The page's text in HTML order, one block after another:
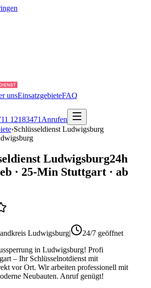
unsEinsatzgebieteFAQ
12183471 Anrufen
›Schlüsseldienst Ludwigsburg
Ludwigsburg24h
· 25-Min Stuttgart · ab
Ludwigsburg|
24/7 geöffnet
in Ludwigsburg! Profi
– Ihr Schlüsselnotdienst mit
vor Ort. Wir arbeiten professionell mit
Neubauten. Anruf genügt!